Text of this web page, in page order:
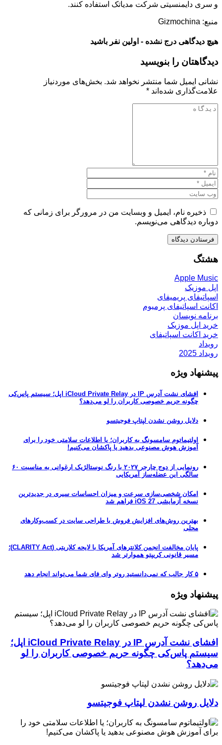
و سری دایمنسیتی شرکت مدیاتک استفاده کنند.
منبع: Gizmochina
هیچ دیدگاهی درج نشده - اولین نفر باشید
دیدگاهتان را بنویسید
نشانی ایمیل شما منتشر نخواهد شد. بخش‌های موردنیاز
علامت‌گذاری شده‌اند *
ذخیره نام، ایمیل و وبسایت من در مرورگر برای زمانی که
دوباره دیدگاهی می‌نویسم.
هشتگ
Apple Music
اپل موزیک
اسپاتیفای پریمیفای
اکانت اسپاتیفای پرمیوم
برنامه نویسان
خرید اپل موزیک
خرید اکانت اسپاتیفای
رویداد
رویداد 2025
پیشنهاد ویژه
افشای نشت آدرس IP در iCloud Private Relay اپل؛ سیستم پاس‌کی
چگونه حریم خصوصی کاربران را لو می‌دهد؟
دلایل روشن نشدن لپتاپ فوجیتسو
اولتیماتوم سامسونگ به کاربران؛ یا اطلاعات سلامتی خود را برای
آموزش هوش مصنوعی بدهید یا پاکشان می‌کنیم!
رونمایی از دوج چارجر ۲۰۲۷ با رنگ نوستالژیک ارغوانی به مناسبت ۶۰
سالگی این عضله‌ساز آمریکایی
امکان شخصی‌سازی سرعت و میزان احساسات سیری در جدیدترین
نسخه آزمایشی iOS 27 فراهم شد
بهترین روش‌های افزایش فروش با طراحی سایت در کسب‌وکارهای
محلی
پایان مخالفت انجمن کلانترهای آمریکا با لایحه کلاریتی (CLARITY Act)؛
مسیر قانونی کریپتو هموارتر شد
۵ کار جالب که نمی‌دانستید روتر وای فای شما می‌تواند انجام دهد
پیشنهاد ویژه
افشای نشت آدرس IP در iCloud Private Relay اپل؛
سیستم پاس‌کی چگونه حریم خصوصی کاربران را لو
می‌دهد؟
دلایل روشن نشدن لپتاپ فوجیتسو